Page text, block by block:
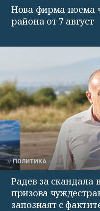
Нова фирма поема
района от 7 август
ПОЛИТИКА
Радев за скандала
призова
запознаят с